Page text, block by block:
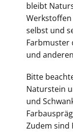
bleibt
selbst und
Farbmuster
und
Bitte
Naturstein
und
Zudem sind